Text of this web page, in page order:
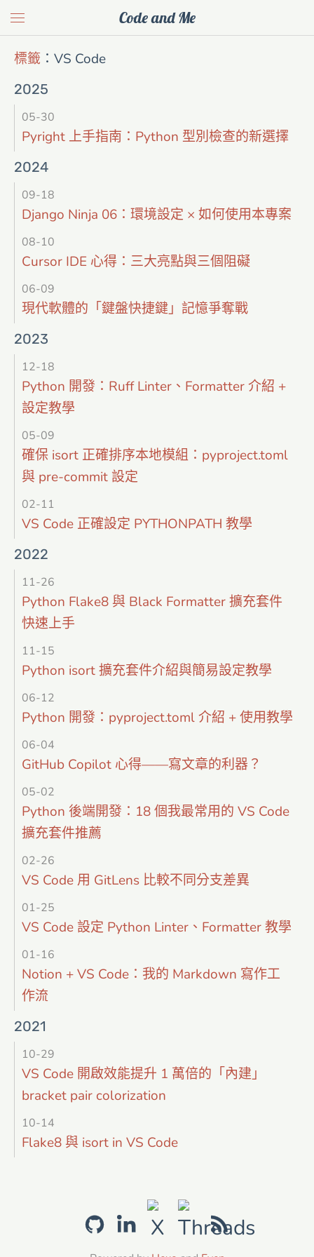
Code and Me
標籤 ： VS Code
2025
05-30
Pyright 上手指南：Python 型別檢查的新選擇
2024
09-18
Django Ninja 06：環境設定 × 如何使用本專案
08-10
Cursor IDE 心得：三大亮點與三個阻礙
06-09
現代軟體的「鍵盤快捷鍵」記憶爭奪戰
2023
12-18
Python 開發：Ruff Linter、Formatter 介紹 +
設定教學
05-09
確保 isort 正確排序本地模組：pyproject.toml
與 pre-commit 設定
02-11
VS Code 正確設定 PYTHONPATH 教學
2022
11-26
Python Flake8 與 Black Formatter 擴充套件
快速上手
11-15
Python isort 擴充套件介紹與簡易設定教學
06-12
Python 開發：pyproject.toml 介紹 + 使用教學
06-04
GitHub Copilot 心得——寫文章的利器？
05-02
Python 後端開發：18 個我最常用的 VS Code
擴充套件推薦
02-26
VS Code 用 GitLens 比較不同分支差異
01-25
VS Code 設定 Python Linter、Formatter 教學
01-16
Notion + VS Code：我的 Markdown 寫作工
作流
2021
10-29
VS Code 開啟效能提升 1 萬倍的「內建」
bracket pair colorization
10-14
Flake8 與 isort in VS Code